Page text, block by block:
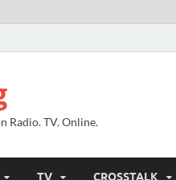
Radio. TV. Online.
TV CROSSTALK